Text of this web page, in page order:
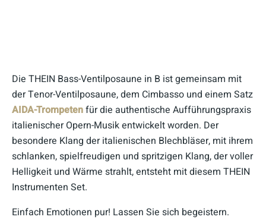
Die THEIN Bass-Ventilposaune in B ist gemeinsam mit
der Tenor-Ventilposaune, dem Cimbasso und einem Satz
AIDA-Trompetenfür die authentische Aufführungspraxis
italienischer Opern-Musik entwickelt worden. Der
besondere Klang der italienischen Blechbläser, mit ihrem
schlanken, spielfreudigen und spritzigen Klang, der voller
Helligkeit und Wärme strahlt, entsteht mit diesem THEIN
Instrumenten Set.
Einfach Emotionen pur! Lassen Sie sich begeistern.